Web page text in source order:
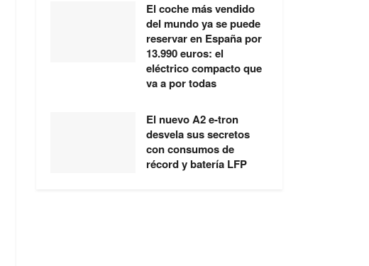
El coche más vendido
del mundo ya se puede
reservar en España por
13.990 euros: el
eléctrico compacto que
va a por todas
El nuevo A2 e-tron
desvela sus secretos
con consumos de
récord y batería LFP